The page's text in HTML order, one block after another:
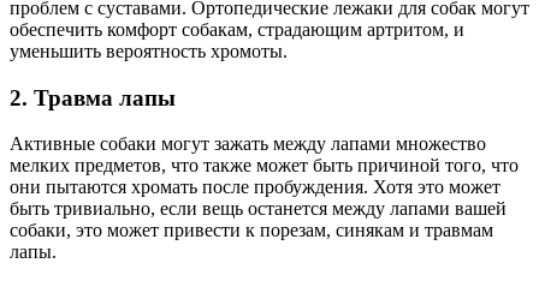
проблем с суставами. Ортопедические лежаки для собак могут
обеспечить комфорт собакам, страдающим артритом, и
уменьшить вероятность хромоты.
2. Травма лапы
Активные собаки могут зажать между лапами множество
мелких предметов, что также может быть причиной того, что
они пытаются хромать после пробуждения. Хотя это может
быть тривиально, если вещь останется между лапами вашей
собаки, это может привести к порезам, синякам и травмам
лапы.